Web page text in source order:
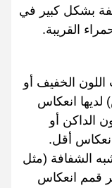
بشكل كبير في
القريبة.
الخفيف أو
لديها انعكاس
الداكن أو
أقل.
الشفافة (مثل
قمم انعكاس